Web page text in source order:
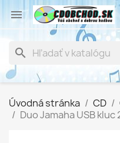

search
Úvodná stránka CD
Duo Jamaha USB kluc